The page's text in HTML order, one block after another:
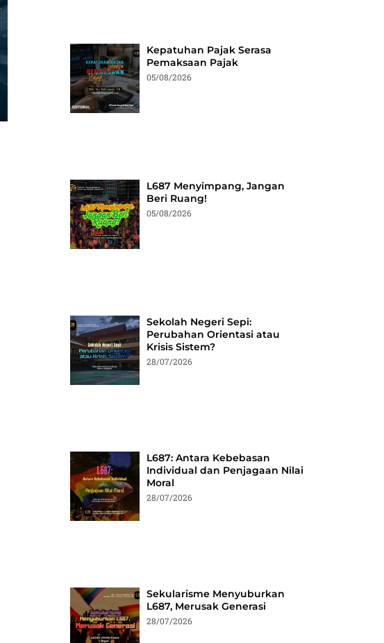
Kepatuhan Pajak Serasa
Pemaksaan Pajak
05/08/2026
L687 Menyimpang, Jangan
Beri Ruang!
05/08/2026
Sekolah Negeri Sepi:
Perubahan Orientasi atau
Krisis Sistem?
28/07/2026
L687: Antara Kebebasan
Individual dan Penjagaan Nilai
Moral
28/07/2026
Sekularisme Menyuburkan
L687, Merusak Generasi
28/07/2026